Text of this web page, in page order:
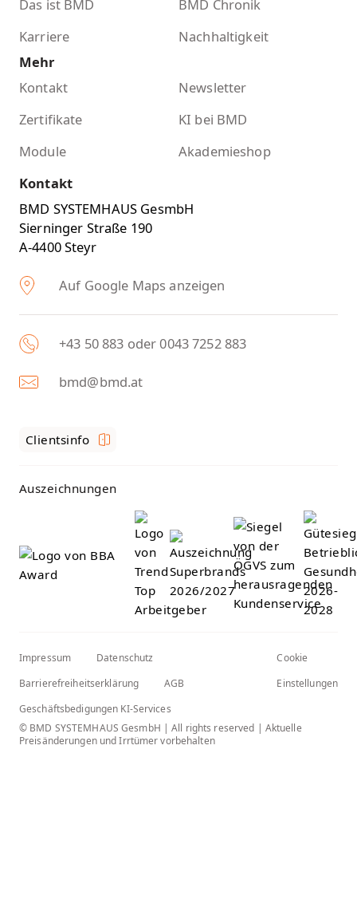
Das ist BMD
Karriere
BMD Chronik
Nachhaltigkeit
Mehr
Kontakt
Newsletter
Zertifikate
KI bei BMD
Module
Akademieshop
Kontakt
BMD SYSTEMHAUS GesmbH
Sierninger Straße 190
A-4400 Steyr
Auf Google Maps anzeigen
+43 50 883 oder 0043 7252 883
bmd@bmd.at
Clientsinfo
Auszeichnungen
Impressum
Datenschutz
Barrierefreiheitserklärung
AGB
Geschäftsbedigungen KI-Services
Cookie
Einstellungen
© BMD SYSTEMHAUS GesmbH | All rights reserved | Aktuelle
Preisänderungen und Irrtümer vorbehalten